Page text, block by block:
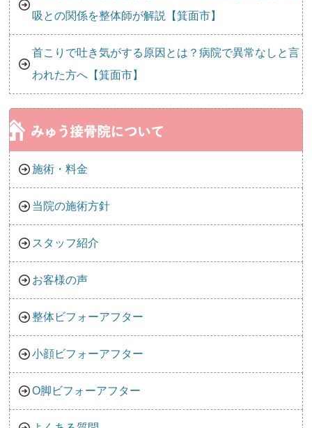
吸との関係を整体師が解説【箕面市】
首こりで吐き気がする原因とは？病院で異常なしと言
われた方へ【箕面市】
施術・料金
当院の施術方針
スタッフ紹介
お客様の声
整体ビフォーアフター
小顔ビフォーアフター
O脚ビフォーアフター